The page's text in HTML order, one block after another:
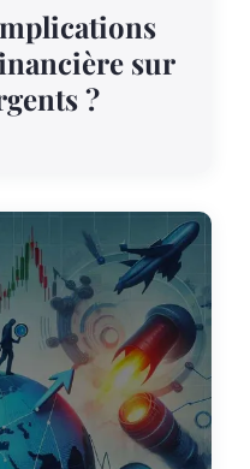
sur
?